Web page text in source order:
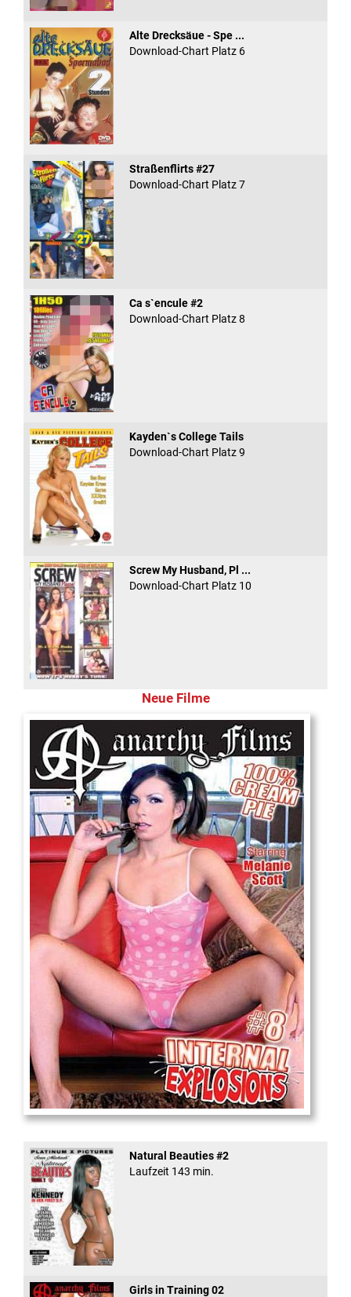
Alte Drecksäue - Spe ...
Download-Chart Platz 6
Straßenflirts #27
Download-Chart Platz 7
Ca s`encule #2
Download-Chart Platz 8
Kayden`s College Tails
Download-Chart Platz 9
Screw My Husband, Pl ...
Download-Chart Platz 10
Neue Filme
Internal Explosionen
Natural Beauties #2
Laufzeit 143 min.
Girls in Training 02